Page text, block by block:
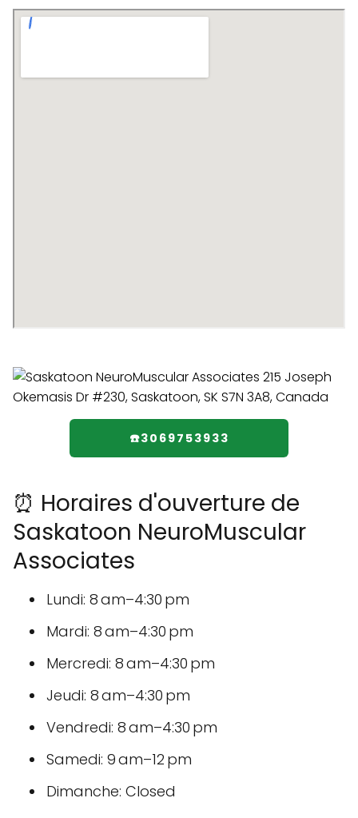
☎️3069753933
⏰ Horaires d'ouverture de
Saskatoon NeuroMuscular
Associates
Lundi: 8 am–4:30 pm
Mardi: 8 am–4:30 pm
Mercredi: 8 am–4:30 pm
Jeudi: 8 am–4:30 pm
Vendredi: 8 am–4:30 pm
Samedi: 9 am–12 pm
Dimanche: Closed